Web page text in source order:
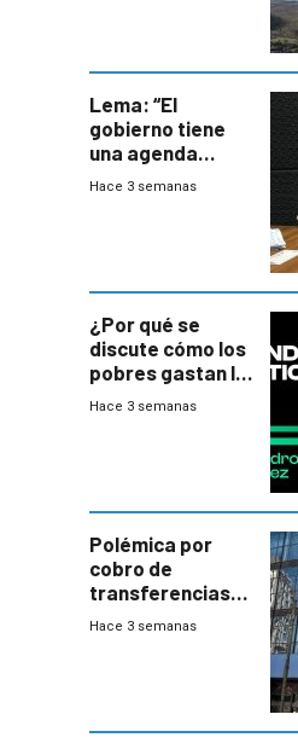
Lema: “El
gobierno tiene
una agenda
destructiva”
Hace 3 semanas
¿Por qué se
discute cómo los
pobres gastan la
plata?
Hace 3 semanas
Polémica por
cobro de
transferencias
del Mides en
Hace 3 semanas